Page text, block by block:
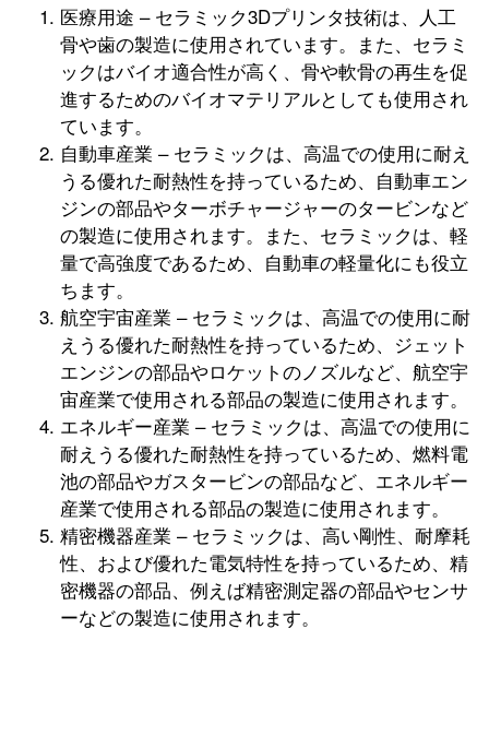
医療用途 – セラミック3Dプリンタ技術は、人工
骨や歯の製造に使用されています。また、セラミ
ックはバイオ適合性が高く、骨や軟骨の再生を促
進するためのバイオマテリアルとしても使用され
ています。
自動車産業 – セラミックは、高温での使用に耐え
うる優れた耐熱性を持っているため、自動車エン
ジンの部品やターボチャージャーのタービンなど
の製造に使用されます。また、セラミックは、軽
量で高強度であるため、自動車の軽量化にも役立
ちます。
航空宇宙産業 – セラミックは、高温での使用に耐
えうる優れた耐熱性を持っているため、ジェット
エンジンの部品やロケットのノズルなど、航空宇
宙産業で使用される部品の製造に使用されます。
エネルギー産業 – セラミックは、高温での使用に
耐えうる優れた耐熱性を持っているため、燃料電
池の部品やガスタービンの部品など、エネルギー
産業で使用される部品の製造に使用されます。
精密機器産業 – セラミックは、高い剛性、耐摩耗
性、および優れた電気特性を持っているため、精
密機器の部品、例えば精密測定器の部品やセンサ
ーなどの製造に使用されます。